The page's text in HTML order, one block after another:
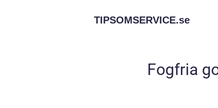
TIPSOMSERVICE.se
Fogfria